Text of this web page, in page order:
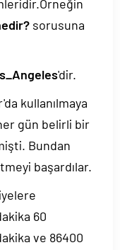
sorusuna
'dir.
kullanılmaya
her gün belirli bir
Bundan
başardılar.
60
ve 86400